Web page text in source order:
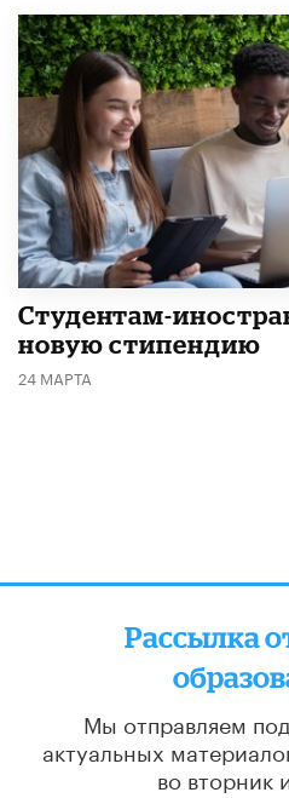
Студентам-
новую стипендию
24 МАРТА
Рассылка
Мы отправляем
актуальных
во вторник